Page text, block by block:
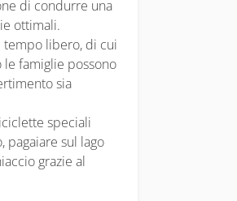
di condurre una
ottimali.
tempo libero, di cui
famiglie possono
sia
speciali
sul lago
grazie al